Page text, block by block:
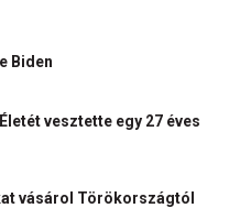
Biden
vesztette egy 27 éves
vásárol Törökországtól